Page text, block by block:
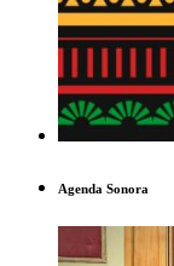
Agenda Sonora